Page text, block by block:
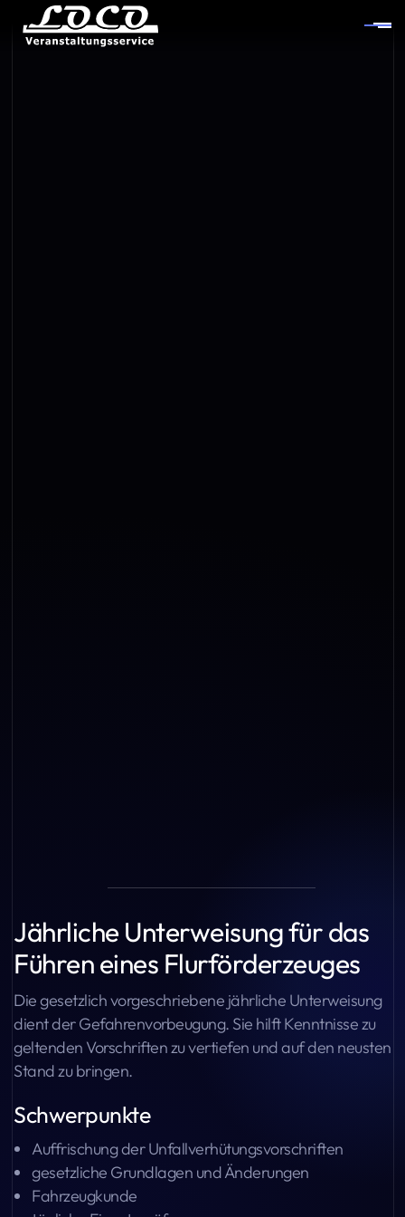
Jährliche Unterweisung für das
Führen eines Flurförderzeuges
Die gesetzlich vorgeschriebene jährliche Unterweisung
dient der Gefahrenvorbeugung. Sie hilft Kenntnisse zu
geltenden Vorschriften zu vertiefen und auf den neusten
Stand zu bringen.
Schwerpunkte
Auffrischung der Unfallverhütungsvorschriften
gesetzliche Grundlagen und Änderungen
Fahrzeugkunde